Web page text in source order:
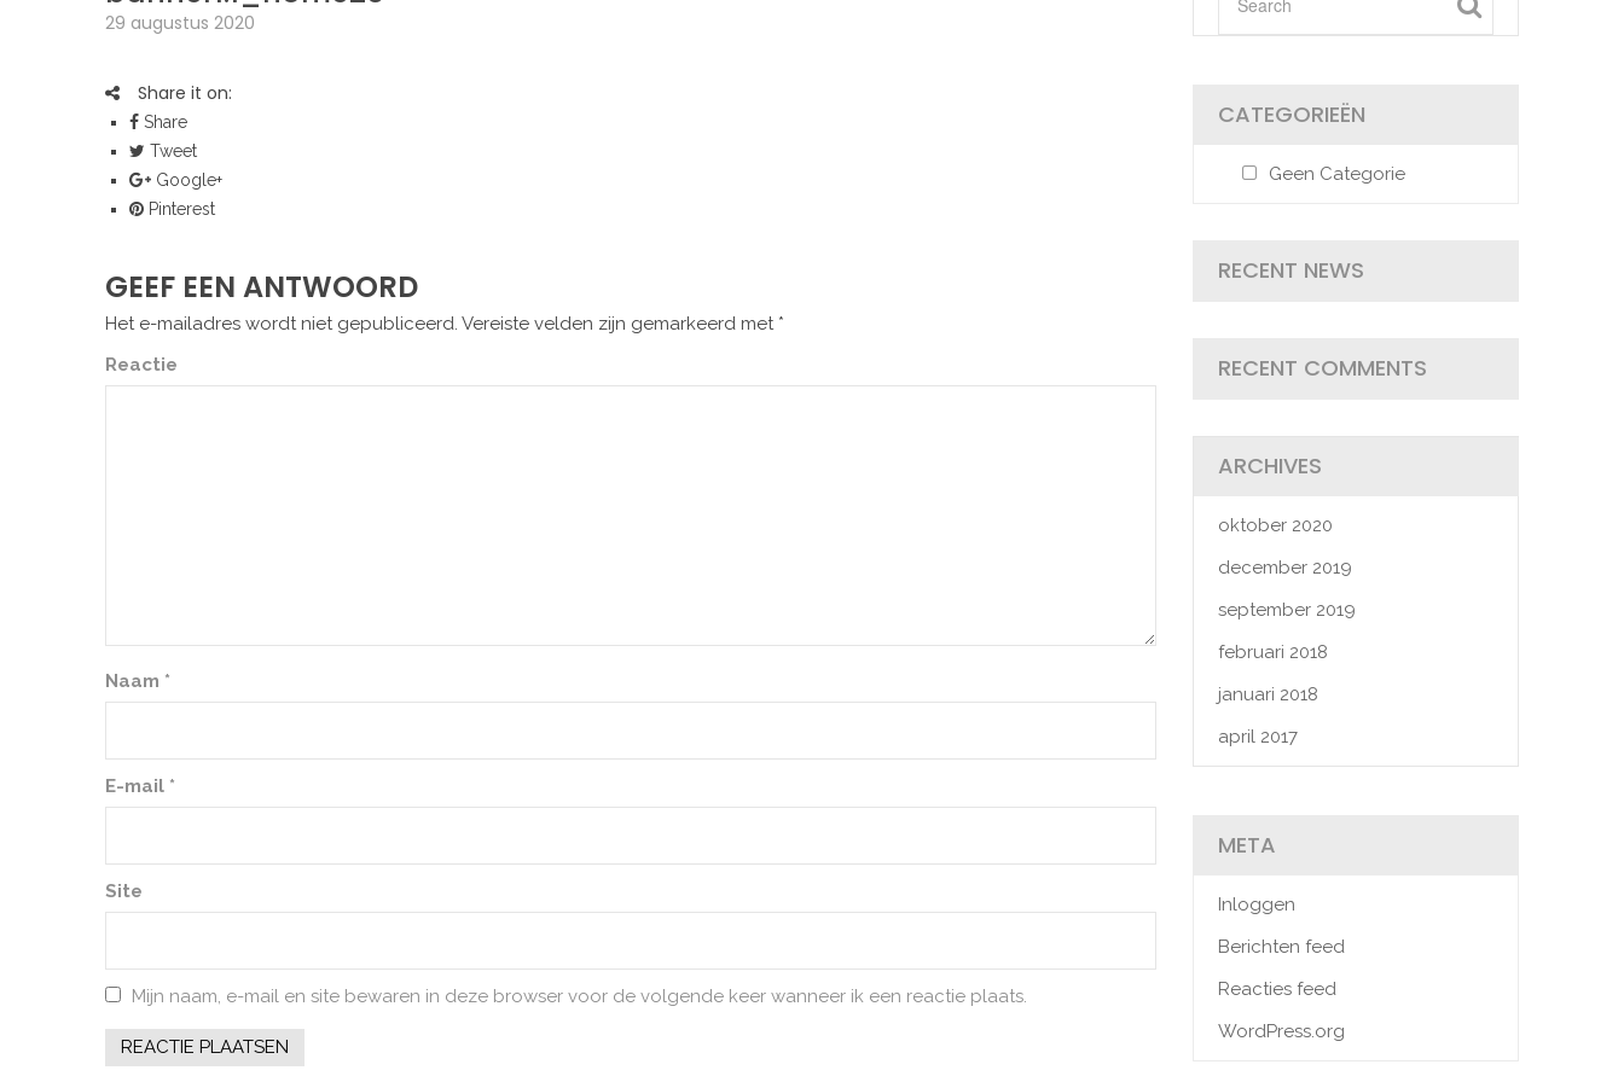
29 augustus 2020
Share it on:
Share
Tweet
Google+
Pinterest
GEEF EEN ANTWOORD
Het e-mailadres wordt niet gepubliceerd. Vereiste velden zijn gemarkeerd met *
Reactie
Naam *
E-mail *
Site
Mijn naam, e-mail en site bewaren in deze browser voor de volgende keer wanneer ik een reactie plaats.
CATEGORIEËN
Geen Categorie
RECENT NEWS
RECENT COMMENTS
ARCHIVES
oktober 2020
december 2019
september 2019
februari 2018
januari 2018
april 2017
META
Inloggen
Berichten feed
Reacties feed
WordPress.org